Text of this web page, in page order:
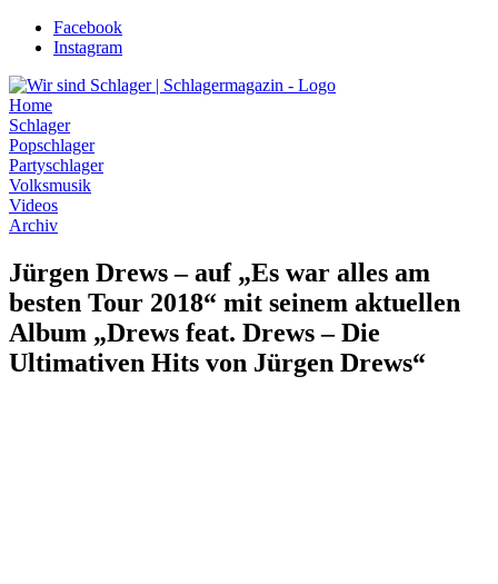
Zum
Inhalt
Facebook
Instagram
Home
Schlager
Popschlager
Partyschlager
Volksmusik
Videos
Archiv
Jürgen Drews – auf „Es war alles am
besten Tour 2018“ mit seinem aktuellen
Album „Drews feat. Drews – Die
Ultimativen Hits von Jürgen Drews“